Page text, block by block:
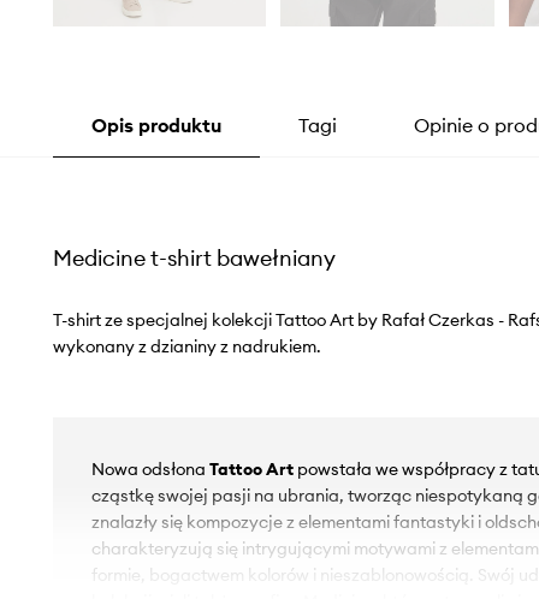
Opis produktu Tagi Opinie o
Medicine t-shirt bawełniany
T-shirt ze specjalnej kolekcji Tattoo Art by Rafał Czerkas -
wykonany z dzianiny z nadrukiem.
Nowa odsłona Tattoo Artpowstała we współpracy z
cząstkę swojej pasji na ubrania, tworząc niespotykaną
znalazły się kompozycje z elementami fantastyki i
charakteryzują się intrygującymi motywami z
formie, bogactwem kolorów i nieszablonowością. Swój